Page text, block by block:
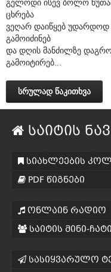
გელოდი ისევ ბოლო
ცხრება
ვეღარ დაიწყებ
გამოიძინებ
და დღის მანძილზე
გამოიტირებ...
სრულად წაკითხვა
საიტის
სიახლეების
PDF წიგნები
ონლაინ რადიო
საიტის მინი-ჩატი
სასიყვარულო